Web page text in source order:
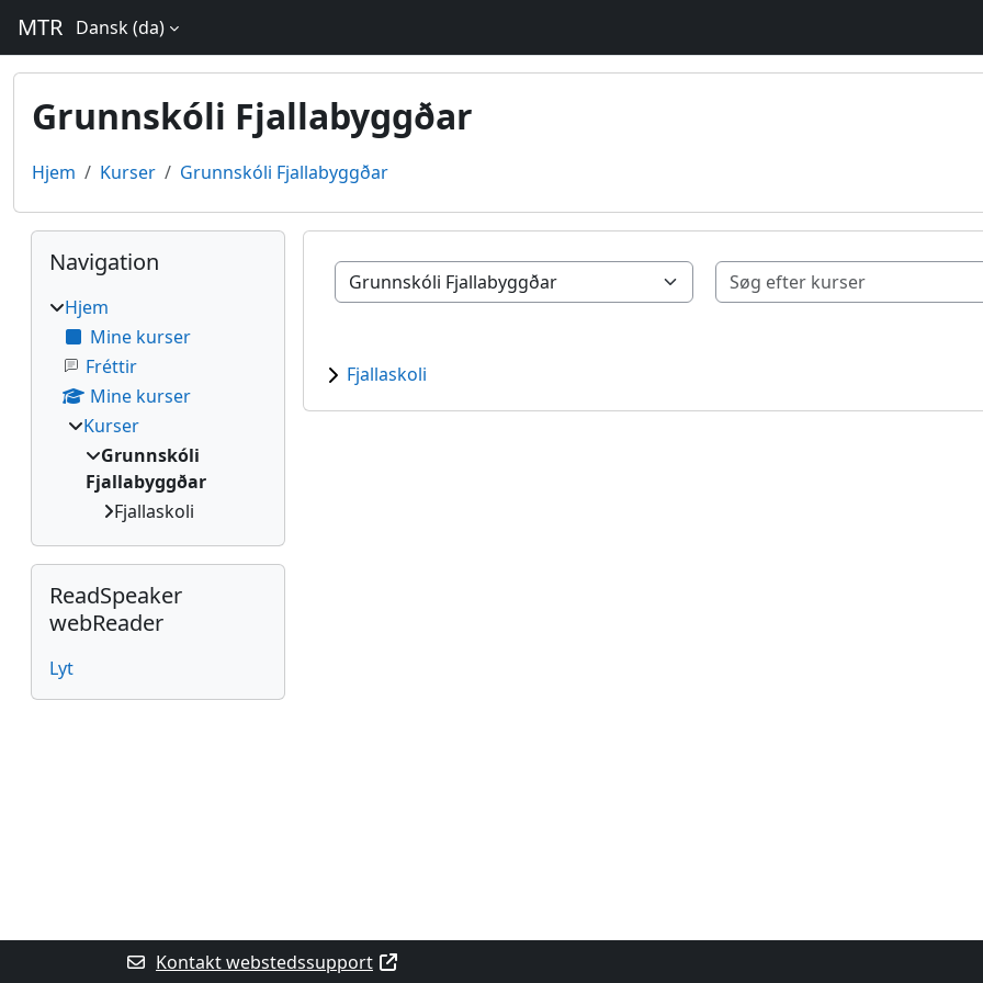
MTR Dansk ‎(da)‎
Grunnskóli Fjallabyggðar
Hjem Kurser Grunnskóli Fjallabyggðar
Kursuskategorier
Fjallaskoli
Blokke
Skip Navigation
Navigation
Hjem
Mine kurser
Fréttir
Mine kurser
Kurser
Grunnskóli
Fjallabyggðar
Fjallaskoli
Skip ReadSpeaker webReader
ReadSpeaker
webReader
Lyt
Kontakt webstedssupport